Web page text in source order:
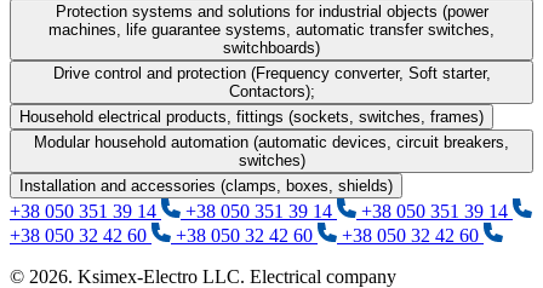
Protection systems and solutions for industrial objects (power
machines, life guarantee systems, automatic transfer switches,
switchboards)
Drive control and protection (Frequency converter, Soft starter,
Contactors);
Household electrical products, fittings (sockets, switches, frames)
Modular household automation (automatic devices, circuit breakers,
switches)
Installation and accessories (clamps, boxes, shields)
+38 050 351 39 14 +38 050 351 39 14
+38 050 351 39 14
+38 050 32 42 60
+38 050 32 42 60
+38 050 32 42 60
© 2026. Ksimex-Electro LLC. Electrical company